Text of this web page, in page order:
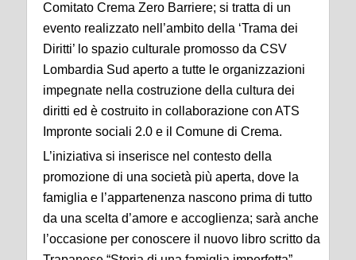
Comitato Crema Zero Barriere; si tratta di un
evento realizzato nell’ambito della ‘Trama dei
Diritti’ lo spazio culturale promosso da CSV
Lombardia Sud aperto a tutte le organizzazioni
impegnate nella costruzione della cultura dei
diritti ed è costruito in collaborazione con ATS
Impronte sociali 2.0 e il Comune di Crema.
L’iniziativa si inserisce nel contesto della
promozione di una società più aperta, dove la
famiglia e l’appartenenza nascono prima di tutto
da una scelta d’amore e accoglienza; sarà anche
l’occasione per conoscere il nuovo libro scritto da